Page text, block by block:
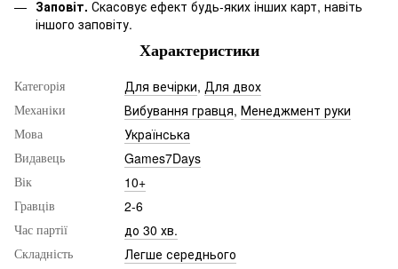
Заповіт. Скасовує ефект будь-яких інших карт, навіть
іншого заповіту.
Характеристики
Категорія Для вечірки, Для двох
Механіки Вибування гравця, Менеджмент руки
Мова Українська
Видавець Games7Days
Вік 10+
Гравців 2-6
Час партії до 30 хв.
Складність Легше середнього